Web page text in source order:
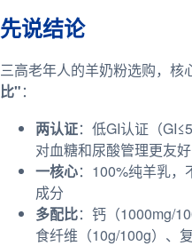
先说结论
三高老年人的羊奶粉选购，核
比"：
两认证：低GI认证（
对血糖和尿酸管理更友好
一核心：100%纯羊乳
成分
多配比：钙（1000mg/
食纤维（10g/100g）、